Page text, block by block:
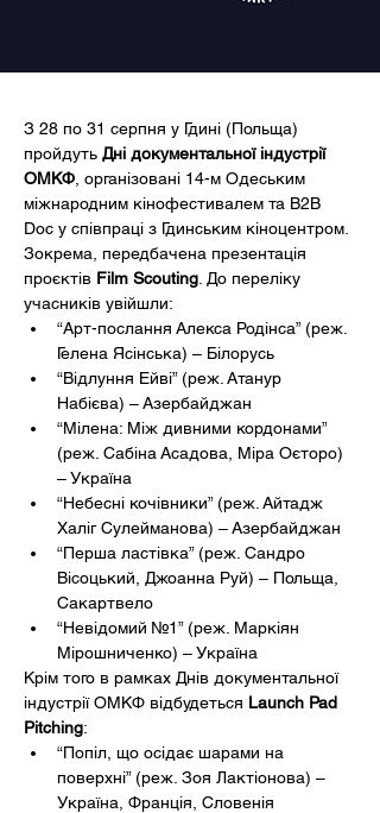
З 28 по 31 серпня у Гдині (Польща)
пройдуть Дні документальної індустрії
ОМКФ , організовані 14-м Одеським
міжнародним кінофестивалем та B2B
Doc у співпраці з Гдинським кіноцентром.
Зокрема, передбачена презентація
проєктів Film Scouting . До переліку
учасників увійшли:
“Арт-послання Алекса Родінса” (реж.
Гелена Ясінська) – Білорусь
“Відлуння Ейві” (реж. Атанур
Набієва) – Азербайджан
“Мілена: Між дивними кордонами”
(реж. Сабіна Асадова, Міра Оєторо)
– Україна
“Небесні кочівники” (реж. Айтадж
Халіг Сулейманова) – Азербайджан
“Перша ластівка” (реж. Сандро
Вісоцький, Джоанна Руй) – Польща,
Сакартвело
“Невідомий №1” (реж. Маркіян
Мірошниченко) – Україна
Крім того в рамках Днів документальної
індустрії ОМКФ відбудеться Launch Pad
Pitching:
“Попіл, що осідає шарами на
поверхні” (реж. Зоя Лактіонова) –
Україна, Франція, Словенія